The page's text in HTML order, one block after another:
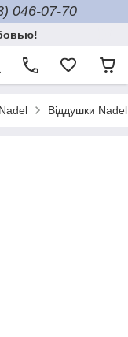
046-07-70
Віддушки Nadel